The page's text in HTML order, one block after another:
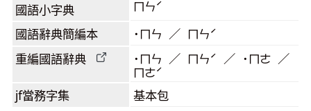
國語小字典 ㄇㄣˊ
國語辭典簡編本 ˙ㄇㄣ ／ ㄇㄣˊ
重編國語辭典
˙ㄇㄣ ／ ㄇㄣˊ ／ ˙ㄇㄜ ／
ㄇㄜˊ
jf當務字集 基本包